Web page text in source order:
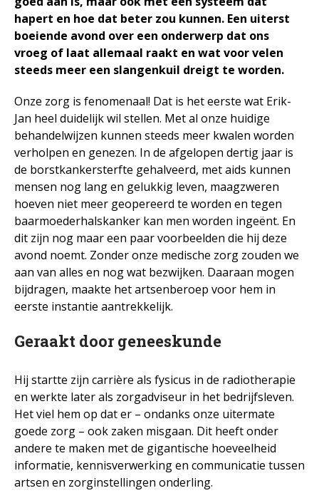
Passie
Ontspanning
Sociale contacten
Werkleven
Zingeving
Contactformulier
+31 6 534 707 84
Algemene Voorwaarden
Privacyreglement
hapert en hoe dat beter zou kunnen. Een uiterst
boeiende avond over een onderwerp dat ons
vroeg of laat allemaal raakt en wat voor velen
steeds meer een slangenkuil dreigt te worden.
Onze zorg is fenomenaal! Dat is het eerste wat Erik-
Jan heel duidelijk wil stellen. Met al onze huidige
behandelwijzen kunnen steeds meer kwalen worden
verholpen en genezen. In de afgelopen dertig jaar is
de borstkankersterfte gehalveerd, met aids kunnen
mensen nog lang en gelukkig leven, maagzweren
hoeven niet meer geopereerd te worden en tegen
baarmoederhalskanker kan men worden ingeënt. En
dit zijn nog maar een paar voorbeelden die hij deze
avond noemt. Zonder onze medische zorg zouden we
aan van alles en nog wat bezwijken. Daaraan mogen
bijdragen, maakte het artsenberoep voor hem in
eerste instantie aantrekkelijk.
Geraakt door geneeskunde
Hij startte zijn carrière als fysicus in de radiotherapie
en werkte later als zorgadviseur in het bedrijfsleven.
Het viel hem op dat er – ondanks onze uitermate
goede zorg – ook zaken misgaan. Dit heeft onder
andere te maken met de gigantische hoeveelheid
informatie, kennisverwerking en communicatie tussen
artsen en zorginstellingen onderling.